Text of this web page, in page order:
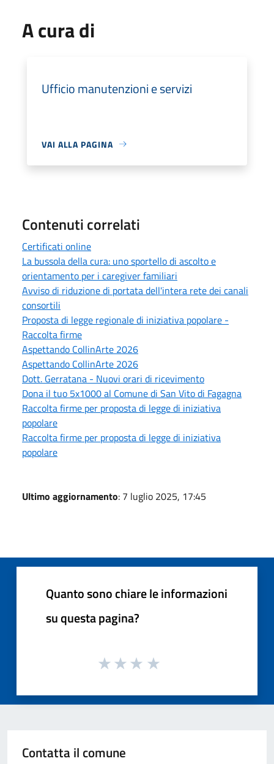
A cura di
Ufficio manutenzioni e servizi
VAI ALLA PAGINA
Contenuti correlati
Certificati online
La bussola della cura: uno sportello di ascolto e
orientamento per i caregiver familiari
Avviso di riduzione di portata dell'intera rete dei canali
consortili
Proposta di legge regionale di iniziativa popolare -
Raccolta firme
Aspettando CollinArte 2026
Aspettando CollinArte 2026
Dott. Gerratana - Nuovi orari di ricevimento
Dona il tuo 5x1000 al Comune di San Vito di Fagagna
Raccolta firme per proposta di legge di iniziativa
popolare
Raccolta firme per proposta di legge di iniziativa
popolare
Ultimo aggiornamento: 7 luglio 2025, 17:45
Quanto sono chiare le informazioni
su questa pagina?
Contatta il comune